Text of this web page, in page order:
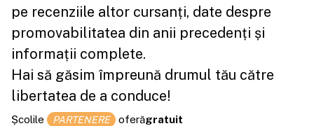
pe recenziile altor cursanți, date despre
promovabilitatea din anii precedenți și
informații complete.
Hai să găsim împreună drumul tău către
libertatea de a conduce!
Școlile PARTENERE oferăgratuit